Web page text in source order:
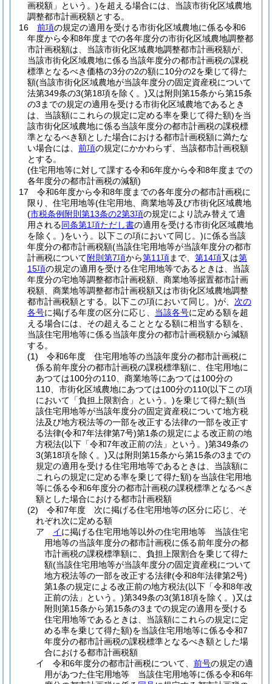
画税額」という。)を超える場合には、当該市街化区域農地
調整都市計画税額とする。
16
前項の規定の適用を受ける市街化区域農地に係る令和6
年度から令和8年度までの各年度分の市街化区域農地調整都
市計画税額は、当該市街化区域農地調整都市計画税額が、
当該市街化区域農地に係る当該年度分の都市計画税の課税
標準となるべき価格の3分の2の額に10分の2を乗じて得た
額(当該市街化区域農地が当該年度分の固定資産税について
法第349条の3(第18項を除く。)又は附則第15条から第15条
の3までの規定の適用を受ける市街化区域農地であるとき
は、当該額にこれらの規定に定める率を乗じて得た額)を当
該市街化区域農地に係る当該年度分の都市計画税の課税標
準となるべき額とした場合における都市計画税額に満たな
い場合には、 前項の規定にかかわらず、当該都市計画税額
とする。
(住宅用地等に対して課する令和6年度から令和8年度までの
各年度分の都市計画税の減額)
17
令和6年度から令和8年度までの各年度分の都市計画税に
限り、住宅用地等(住宅用地、商業地等及び市街化区域農地
(市税条例附則第13条の2第3項の規定により読み替えて適
用される同条第1項ただし書の適用を受ける市街化区域農地
を除く。)をいう。以下この項において同じ。)に係る当該
年度分の都市計画税額(当該住宅用地等が当該年度分の都市
計画税について附則第7項から第11項まで、 第14項又は第
15項の規定の適用を受ける住宅用地等であるときは、当該
年度分の宅地等調整都市計画税額、商業地等据置都市計画
税額、商業地等調整都市計画税額又は市街化区域農地調整
都市計画税額とする。以下この項において同じ。)が、 次の
各号に掲げる年度の区分に応じ、 当該各号に定める額を超
える場合には、その超えることとなる額に相当する額を、
当該住宅用地等に係る当該年度分の都市計画税額から減額
する。
(1)
令和6年度 住宅用地等の当該年度分の都市計画税に
係る前年度分の都市計画税の課税標準額に、住宅用地に
あつては100分の110、商業地等にあつては100分の
110、市街化区域農地にあつては100分の110(以下この項
において「負担上限割合」という。)を乗じて得た額(当
該住宅用地等が当該年度分の固定資産税について地方税
法及び地方税法等の一部を改正する法律の一部を改正す
る法律(令和7年法律第7号)第1条の規定による改正前の地
方税法(以下「令和7年改正前の法」という。)第349条の
3(第18項を除く。)又は附則第15条から第15条の3までの
規定の適用を受ける住宅用地等であるときは、当該額に
これらの規定に定める率を乗じて得た額)を当該住宅用地
等に係る令和6年度分の都市計画税の課税標準となるべき
額とした場合における都市計画税額
(2)
令和7年度 次に掲げる住宅用地等の区分に応じ、そ
れぞれ次に定める額
ア
イに掲げる住宅用地等以外の住宅用地等 当該住宅
用地等の当該年度分の都市計画税に係る前年度分の都
市計画税の課税標準額に、負担上限割合を乗じて得た
額(当該住宅用地等が当該年度分の固定資産税について
地方税法等の一部を改正する法律(令和8年法律第2号)
第1条の規定による改正前の地方税法(以下「令和8年改
正前の法」という。)第349条の3(第18項を除く。)又は
附則第15条から第15条の3までの規定の適用を受ける
住宅用地等であるときは、当該額にこれらの規定に定
める率を乗じて得た額)を当該住宅用地等に係る令和7
年度分の都市計画税の課税標準となるべき額とした場
合における都市計画税額
イ
令和6年度分の都市計画税について、 前号の規定の適
用があつた住宅用地等 当該住宅用地等に係る令和6年